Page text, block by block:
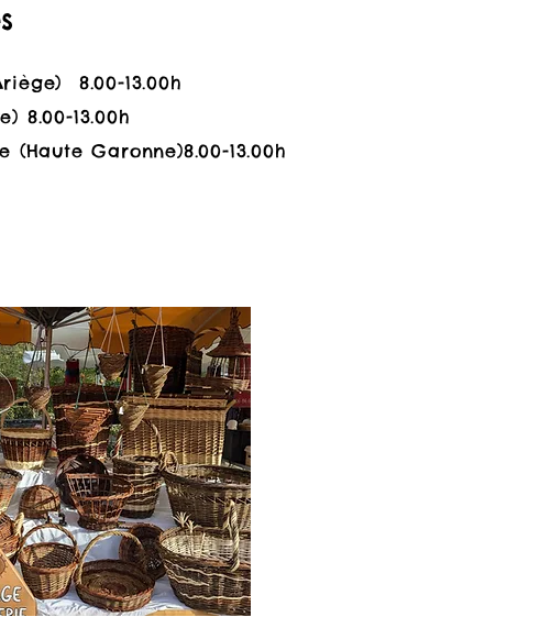
8.00-13.00h
8.00-13.00h
(Haute Garonne)8.00-13.00h